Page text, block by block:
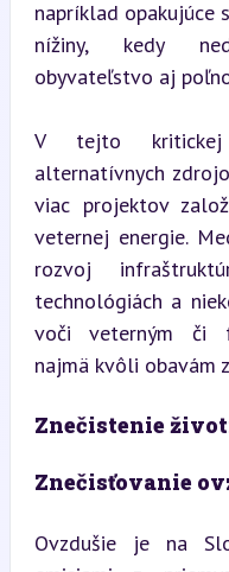
napríklad opakujúce
nížiny, kedy
obyvateľstvo aj
V tejto kritickej
alternatívnych
viac projektov
veternej energie.
rozvoj
technológiách a
voči veterným či
najmä kvôli obavám
Znečistenie
Znečisťovanie
Ovzdušie je na